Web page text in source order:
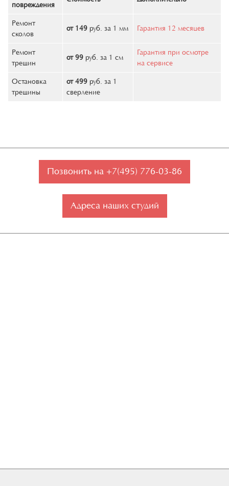
повреждения
Ремонт
сколов
от 149 руб. за 1 мм Гарантия 12 месяцев
Ремонт
трещин
от 99 руб. за 1 см
Гарантия при осмотре
на сервисе
Остановка
трещины
от 499 руб. за 1
сверление
Позвонить на +7(495) 776-03-86
Адреса наших студий